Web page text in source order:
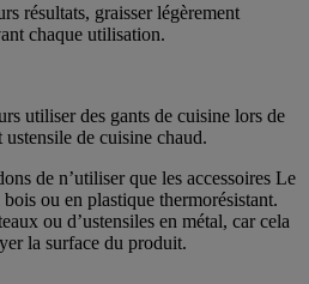
résultats, graisser légèrement
chaque utilisation.
utiliser des gants de cuisine lors de
de cuisine chaud.
de n’utiliser que les accessoires Le
ou en plastique thermorésistant.
ou d’ustensiles en métal, car cela
la surface du produit.